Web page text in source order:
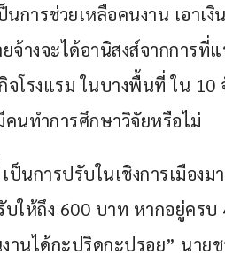
นการช่วยเหลือคนงาน เอาเ
จ้างจะได้อานิสงส์จากการที่
โรงแรม ในบางพื้นที่ ใน
นทำการศึกษาวิจัยหรือไม่
นการปรับในเชิงการเมืองม
ให้ถึง 600 บาท หากอยู่คร
านได้กะปริดกะปรอย” นายช